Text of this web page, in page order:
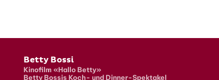
Fusszeile
Betty Bossi
Kinofilm «Hallo Betty»
Betty Bossis Koch- und Dinner-Spektakel